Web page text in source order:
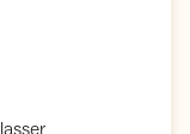
,